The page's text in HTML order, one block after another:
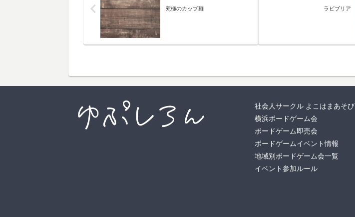
究極のカップ麺 ラビブリア
社会人サークル よこはまあそび
横浜ボードゲーム会
ボードゲーム即売会
ボードゲームイベント情報
地域別ボードゲーム会一覧
イベント参加ルール